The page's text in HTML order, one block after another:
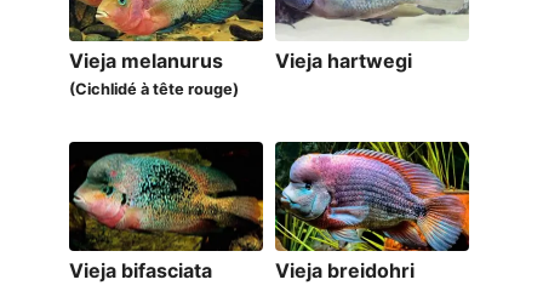
Vieja melanurus
(Cichlidé à tête rouge)
Vieja hartwegi
Vieja bifasciata Vieja breidohri